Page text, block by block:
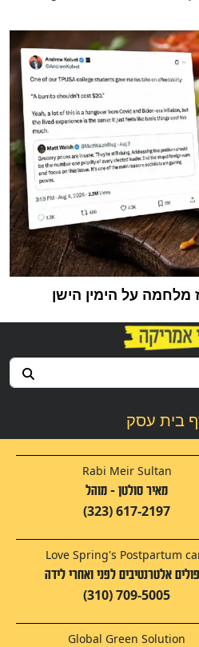
מלחמה על הימין הישן
בית עסק
Rabi Meir Sultan
מאיר סולטן - מוהל
(323) 617-2197
Love Spring's Postpartum
אלטרנטיבים לפני ואחרי לידה
(310) 709-5005
Global Green Solution